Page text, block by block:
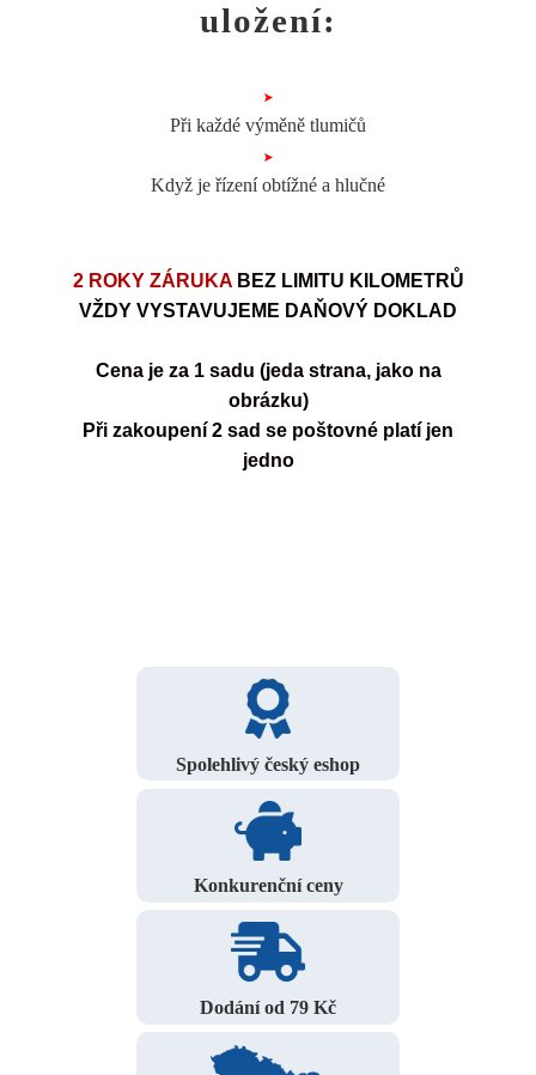
uložení:
Při každé výměně tlumičů
Když je řízení obtížné a hlučné
2 ROKY ZÁRUKA BEZ LIMITU KILOMETRŮ
VŽDY VYSTAVUJEME DAŇOVÝ DOKLAD
Cena je za 1 sadu (jeda strana, jako na
obrázku)
Při zakoupení 2 sad se poštovné platí jen
jedno
Spolehlivý český eshop
Konkurenční ceny
Dodání od 79 Kč